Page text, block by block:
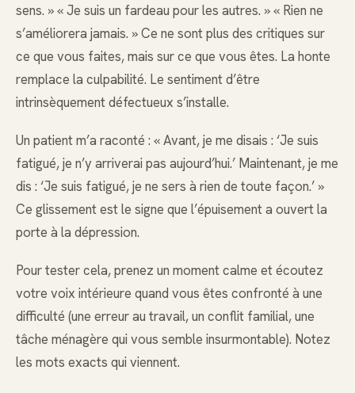
sens. » « Je suis un fardeau pour les autres. » « Rien ne
s’améliorera jamais. » Ce ne sont plus des critiques sur
ce que vous faites, mais sur ce que vous êtes. La honte
remplace la culpabilité. Le sentiment d’être
intrinsèquement défectueux s’installe.
Un patient m’a raconté : « Avant, je me disais : ‘Je suis
fatigué, je n’y arriverai pas aujourd’hui.’ Maintenant, je me
dis : ‘Je suis fatigué, je ne sers à rien de toute façon.’ »
Ce glissement est le signe que l’épuisement a ouvert la
porte à la dépression.
Pour tester cela, prenez un moment calme et écoutez
votre voix intérieure quand vous êtes confronté à une
difficulté (une erreur au travail, un conflit familial, une
tâche ménagère qui vous semble insurmontable). Notez
les mots exacts qui viennent.